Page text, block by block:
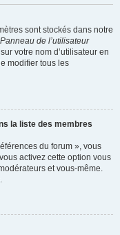
sont stockés dans notre
Panneau de l’utilisateur
votre nom d’utilisateur en
modifier tous les
la liste des membres
du forum », vous
activez cette option vous
et vous-même.